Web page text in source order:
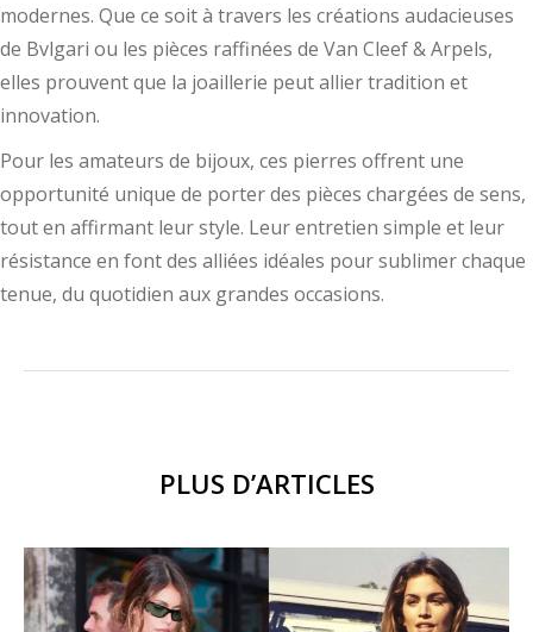
modernes. Que ce soit à travers les créations audacieuses
de Bvlgari ou les pièces raffinées de Van Cleef & Arpels,
elles prouvent que la joaillerie peut allier tradition et
innovation.
Pour les amateurs de bijoux, ces pierres offrent une
opportunité unique de porter des pièces chargées de sens,
tout en affirmant leur style. Leur entretien simple et leur
résistance en font des alliées idéales pour sublimer chaque
tenue, du quotidien aux grandes occasions.
PLUS D’ARTICLES